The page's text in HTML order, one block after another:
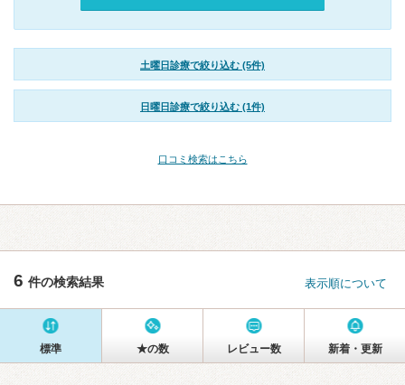
土曜日診療で絞り込む (5件)
日曜日診療で絞り込む (1件)
口コミ検索はこちら
6 件の検索結果 表示順について
標準 ★の数 レビュー数 新着・更新